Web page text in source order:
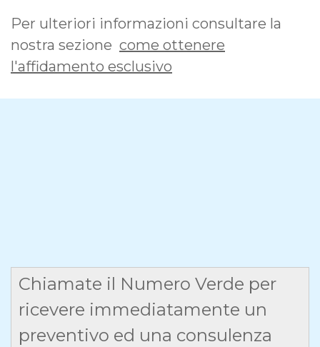
Per ulteriori informazioni consultare la
nostra sezione come ottenere
l'affidamento esclusivo
Chiamate il Numero Verde per
ricevere immediatamente un
preventivo ed una consulenza